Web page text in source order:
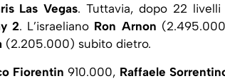
Las Vegas. Tuttavia, dopo 22
2. L’israeliano Ron Arnon
(2.205.000) subito dietro.
Fiorentin 910.000, Raffaele